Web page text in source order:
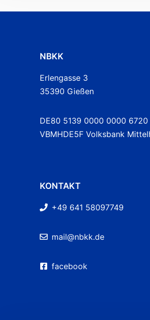
NBKK
Erlengasse 3
35390 Gießen
DE80 5139 0000 0000
VBMHDE5F Volksbank
KONTAKT
+49 641 58097749
mail@nbkk.de
facebook